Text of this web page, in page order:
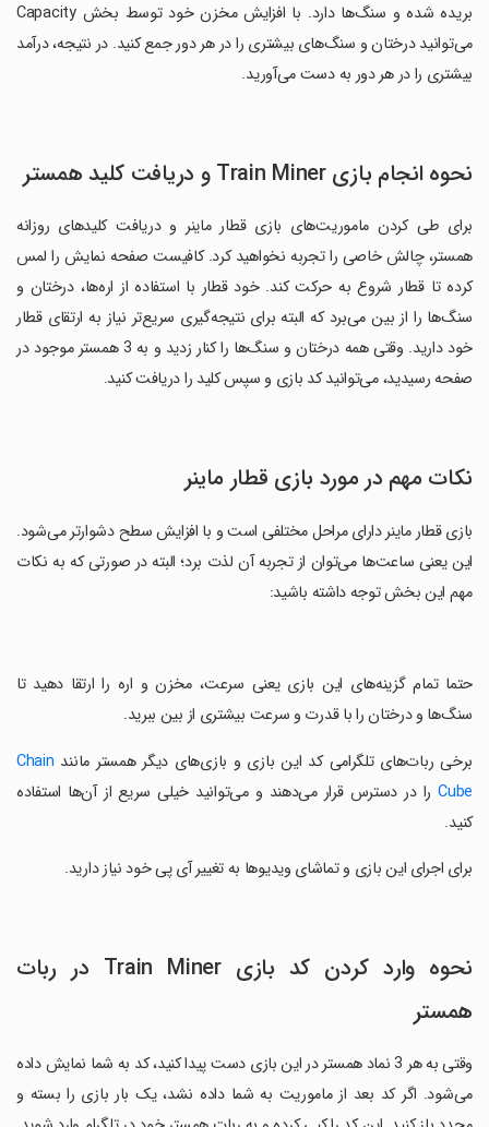
بریده شده و سنگ‌ها دارد. با افزایش مخزن خود توسط بخش Capacity
می‌توانید درختان و سنگ‌های بیشتری را در هر دور جمع کنید. در نتیجه، درآمد
بیشتری را در هر دور به دست می‌آورید.
نحوه انجام بازی Train Miner و دریافت کلید همستر
برای طی کردن ماموریت‌های بازی قطار ماینر و دریافت کلیدهای روزانه
همستر، چالش خاصی را تجربه نخواهید کرد. کافیست صفحه نمایش را لمس
کرده تا قطار شروع به حرکت کند. خود قطار با استفاده از اره‌ها، درختان و
سنگ‌ها را از بین می‌برد که البته برای نتیجه‌گیری سریع‌تر نیاز به ارتقای قطار
خود دارید. وقتی همه درختان و سنگ‌ها را کنار زدید و به 3 همستر موجود در
صفحه رسیدید، می‌توانید کد بازی و سپس کلید را دریافت کنید.
نکات مهم در مورد بازی قطار ماینر
بازی قطار ماینر دارای مراحل مختلفی است و با افزایش سطح دشوارتر می‌شود.
این یعنی ساعت‌ها می‌توان از تجربه آن لذت برد؛ البته در صورتی که به نکات
مهم این بخش توجه داشته باشید:
حتما تمام گزینه‌های این بازی یعنی سرعت، مخزن و اره را ارتقا دهید تا
سنگ‌ها و درختان را با قدرت و سرعت بیشتری از بین ببرید.
برخی ربات‌های تلگرامی کد این بازی و بازی‌های دیگر همستر مانند Chain
Cubeرا در دسترس قرار می‌دهند و می‌توانید خیلی سریع از آن‌ها استفاده
کنید.
برای اجرای این بازی و تماشای ویدیوها به تغییر آی پی خود نیاز دارید.
نحوه وارد کردن کد بازی Train Miner در ربات
همستر
وقتی به هر 3 نماد همستر در این بازی دست پیدا کنید، کد به شما نمایش داده
می‌شود. اگر کد بعد از ماموریت به شما داده نشد، یک بار بازی را بسته و